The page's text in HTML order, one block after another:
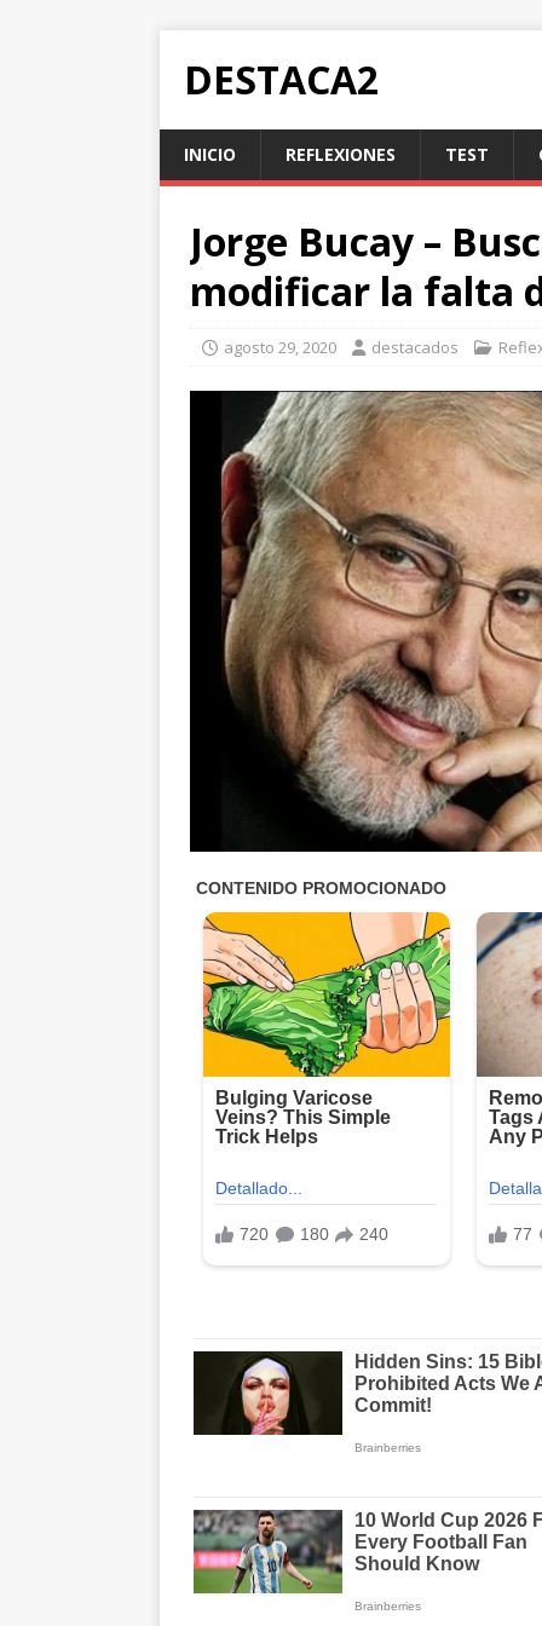
DESTACA2
INICIO REFLEXIONES TEST
Jorge Bucay –
modificar la falta
agosto 29, 2020 destacados